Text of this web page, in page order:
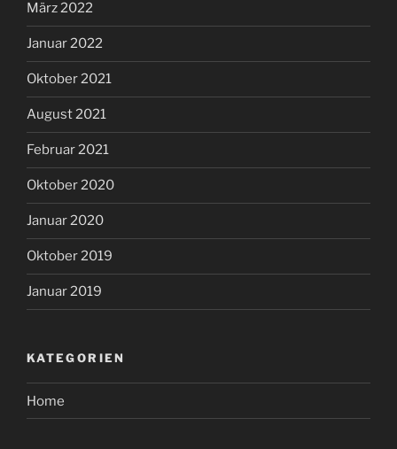
März 2022
Januar 2022
Oktober 2021
August 2021
Februar 2021
Oktober 2020
Januar 2020
Oktober 2019
Januar 2019
KATEGORIEN
Home